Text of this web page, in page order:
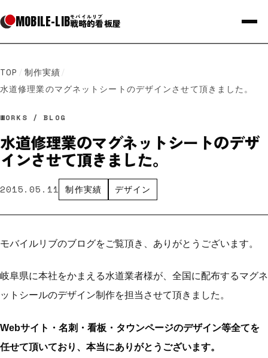
MOBILE-LIBモバイルリブ
戦略的看板屋
TOP / 制作実績/
水道修理業のマグネットシートのデザインさせて頂きました。
WORKS / BLOG
水道修理業のマグネットシートのデザ
インさせて頂きました。
2015.05.11 制作実績 デザイン
モバイルリブのブログをご覧頂き、ありがとうございます。
岐阜県に本社をかまえる水道業者様が、全国に配布するマグネ
ットシールのデザイン制作を担当させて頂きました。
Webサイト・名刺・看板・タウンページのデザイン等全てを
任せて頂いており、本当にありがとうございます。